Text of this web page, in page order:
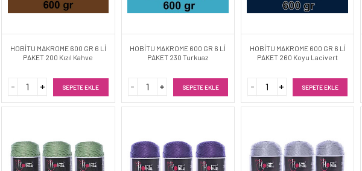
HOBİTU MAKROME 600 GR 6 Lİ
PAKET 200 Kızıl Kahve
SEPETE EKLE
HOBİTU MAKROME 600 GR 6 Lİ
PAKET 230 Turkuaz
SEPETE EKLE
HOBİTU MAKROME 600 GR 6 Lİ
PAKET 260 Koyu Lacivert
SEPETE EKLE